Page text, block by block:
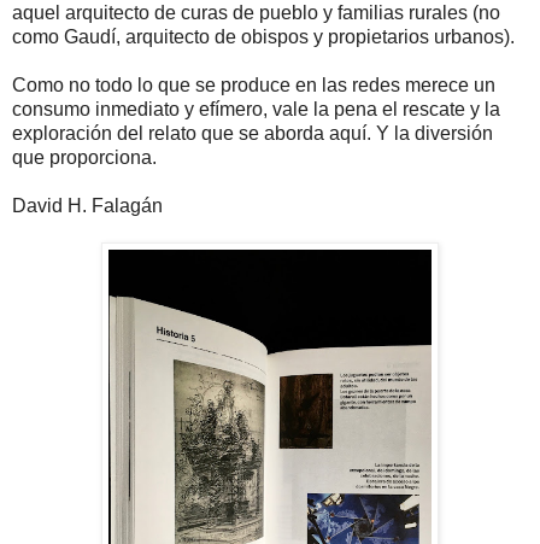
aquel arquitecto de curas de pueblo y familias rurales (no
como Gaudí, arquitecto de obispos y propietarios urbanos).
Como no todo lo que se produce en las redes merece un
consumo inmediato y efímero, vale la pena el rescate y la
exploración del relato que se aborda aquí. Y la diversión
que proporciona.
David H. Falagán